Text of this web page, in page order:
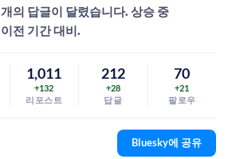
의 답글이 달렸습니다. 상승 중
전 기간 대비.
1,011
+132
리포스트
212
+28
답글
70
+21
팔로우
Bluesky에 공유